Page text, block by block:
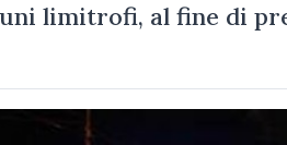
limitrofi, al fine di